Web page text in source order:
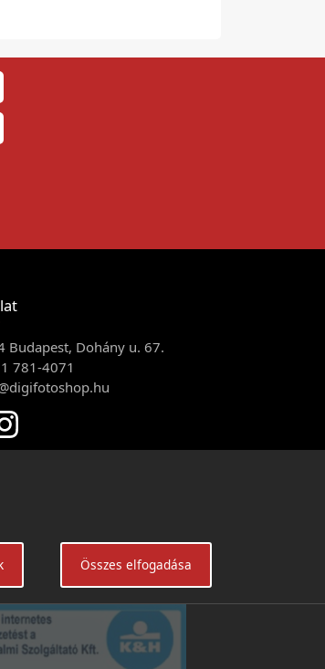
Budapest, Dohány u. 67.
781-4071
Összes elfogadása